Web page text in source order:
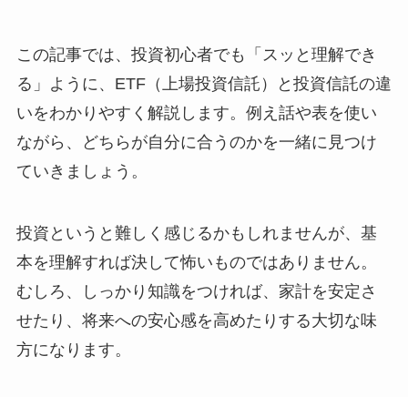
この記事では、投資初心者でも「スッと理解でき
る」ように、ETF（上場投資信託）と投資信託の違
いをわかりやすく解説します。例え話や表を使い
ながら、どちらが自分に合うのかを一緒に見つけ
ていきましょう。
投資というと難しく感じるかもしれませんが、基
本を理解すれば決して怖いものではありません。
むしろ、しっかり知識をつければ、家計を安定さ
せたり、将来への安心感を高めたりする大切な味
方になります。